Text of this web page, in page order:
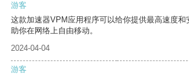
游客
这款加速器VPM应用程序可以给你提供最高速度和
助你在网络上自由移动。
2024-04-04
游客